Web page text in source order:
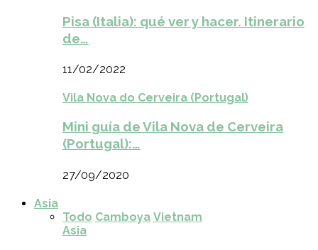
Pisa (Italia): qué ver y hacer. Itinerario
de…
11/02/2022
Vila Nova do Cerveira (Portugal)
Mini guía de Vila Nova de Cerveira
(Portugal):…
27/09/2020
Asia
Todo Camboya Vietnam
Asia